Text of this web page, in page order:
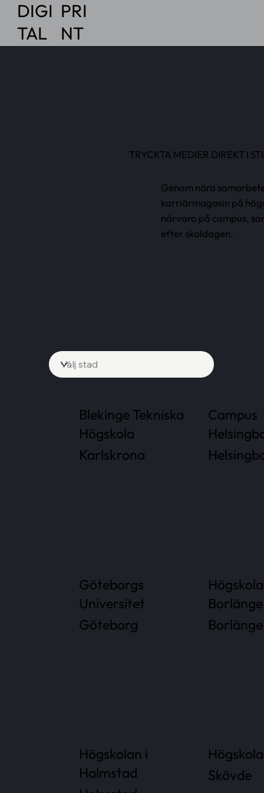
DIGI
TAL
PRI
NT
TRYCKTA MEDIER DIREKT I
Genom nära
karriärmagasin på
närvaro på campus,
efter skoldagen.
Blekinge Tekniska
Högskola
Karlskrona
Campus
Göteborgs
Universitet
Göteborg
Borlänge
Borlänge
Högskolan i
Halmstad
Skövde